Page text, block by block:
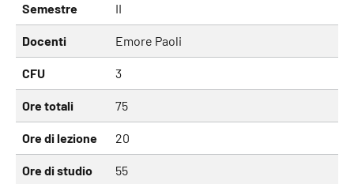
Semestre II
Docenti Emore Paoli
CFU 3
Ore totali 75
Ore di lezione 20
Ore di studio 55